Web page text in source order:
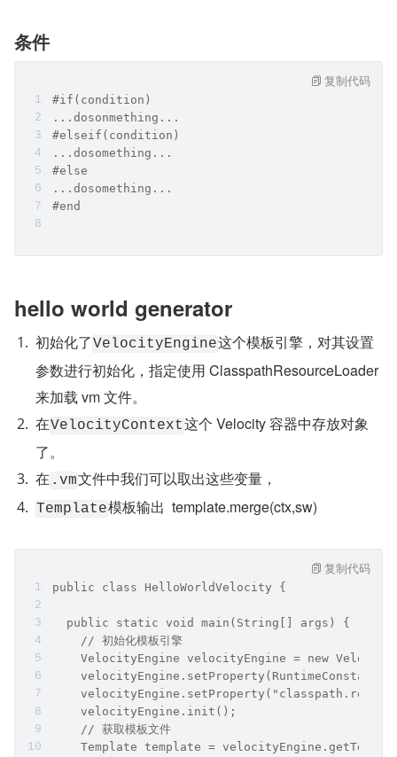
条件
#if(condition)
...dosonmething...
#elseif(condition)
...dosomething...
#else
...dosomething...
#end
复制代码
hello world generator
初始化了VelocityEngine这个模板引擎，对其设置
参数进行初始化，指定使用 ClasspathResourceLoader
来加载 vm 文件。
在VelocityContext这个 Velocity 容器中存放对象
了。
在 .vm文件中我们可以取出这些变量，
Template模板输出  template.merge(ctx,sw)
public class HelloWorldVelocity {
  public static void main(String[] args) {
    // 初始化模板引擎
VelocityEngine velocityEngine = new
    velocityEngine.init();
    // 获取模板文件
Template template =
复制代码